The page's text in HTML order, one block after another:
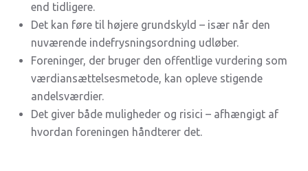
end tidligere.
Det kan føre til højere grundskyld – især når den
nuværende indefrysningsordning udløber.
Foreninger, der bruger den offentlige vurdering som
værdiansættelsesmetode, kan opleve stigende
andelsværdier.
Det giver både muligheder og risici – afhængigt af
hvordan foreningen håndterer det.